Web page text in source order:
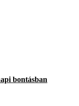
bontásban